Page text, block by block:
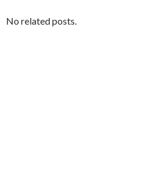
No related posts.